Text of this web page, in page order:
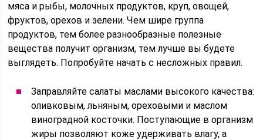
мяса и рыбы, молочных продуктов, круп, овощей,
фруктов, орехов и зелени. Чем шире группа
продуктов, тем более разнообразные полезные
вещества получит организм, тем лучше вы будете
выглядеть. Попробуйте начать с несложных правил.
Заправляйте салаты маслами высокого качества:
оливковым, льняным, ореховыми и маслом
виноградной косточки. Поступающие в организм
жиры позволяют коже удерживать влагу, а